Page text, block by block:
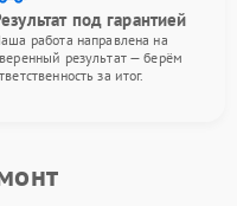
под гарантией
работа направлена на
результат — берём
за итог.